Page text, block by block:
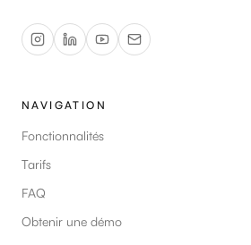
NAVIGATION
Fonctionnalités
Tarifs
FAQ
Obtenir une démo